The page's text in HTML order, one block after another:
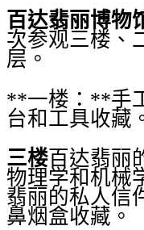
百达翡丽博物
次参观三楼、
层。
**一楼：**手
台和工具收藏
三楼百达翡丽
物理学和机械
翡丽的私人信
鼻烟盒收藏。